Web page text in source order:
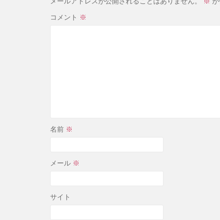
コメント ※
名前 ※
メール ※
サイト